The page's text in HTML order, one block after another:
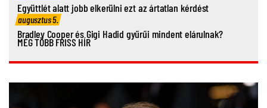
Együttlét alatt jobb elkerülni ezt az ártatlan kérdést
augusztus 5.
Bradley Cooper és Gigi Hadid gyűrűi mindent elárulnak?
MÉG TÖBB FRISS HÍR